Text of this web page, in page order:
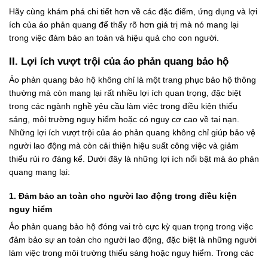
Hãy cùng khám phá chi tiết hơn về các đặc điểm, ứng dụng và lợi
ích của áo phản quang để thấy rõ hơn giá trị mà nó mang lại
trong việc đảm bảo an toàn và hiệu quả cho con người.
II. Lợi ích vượt trội của áo phản quang bảo hộ
Áo phản quang bảo hộ không chỉ là một trang phục bảo hộ thông
thường mà còn mang lại rất nhiều lợi ích quan trọng, đặc biệt
trong các ngành nghề yêu cầu làm việc trong điều kiện thiếu
sáng, môi trường nguy hiểm hoặc có nguy cơ cao về tai nạn.
Những lợi ích vượt trội của áo phản quang không chỉ giúp bảo vệ
người lao động mà còn cải thiện hiệu suất công việc và giảm
thiểu rủi ro đáng kể. Dưới đây là những lợi ích nổi bật mà áo phản
quang mang lại:
1. Đảm bảo an toàn cho người lao động trong điều kiện
nguy hiểm
Áo phản quang bảo hộ đóng vai trò cực kỳ quan trọng trong việc
đảm bảo sự an toàn cho người lao động, đặc biệt là những người
làm việc trong môi trường thiếu sáng hoặc nguy hiểm. Trong các